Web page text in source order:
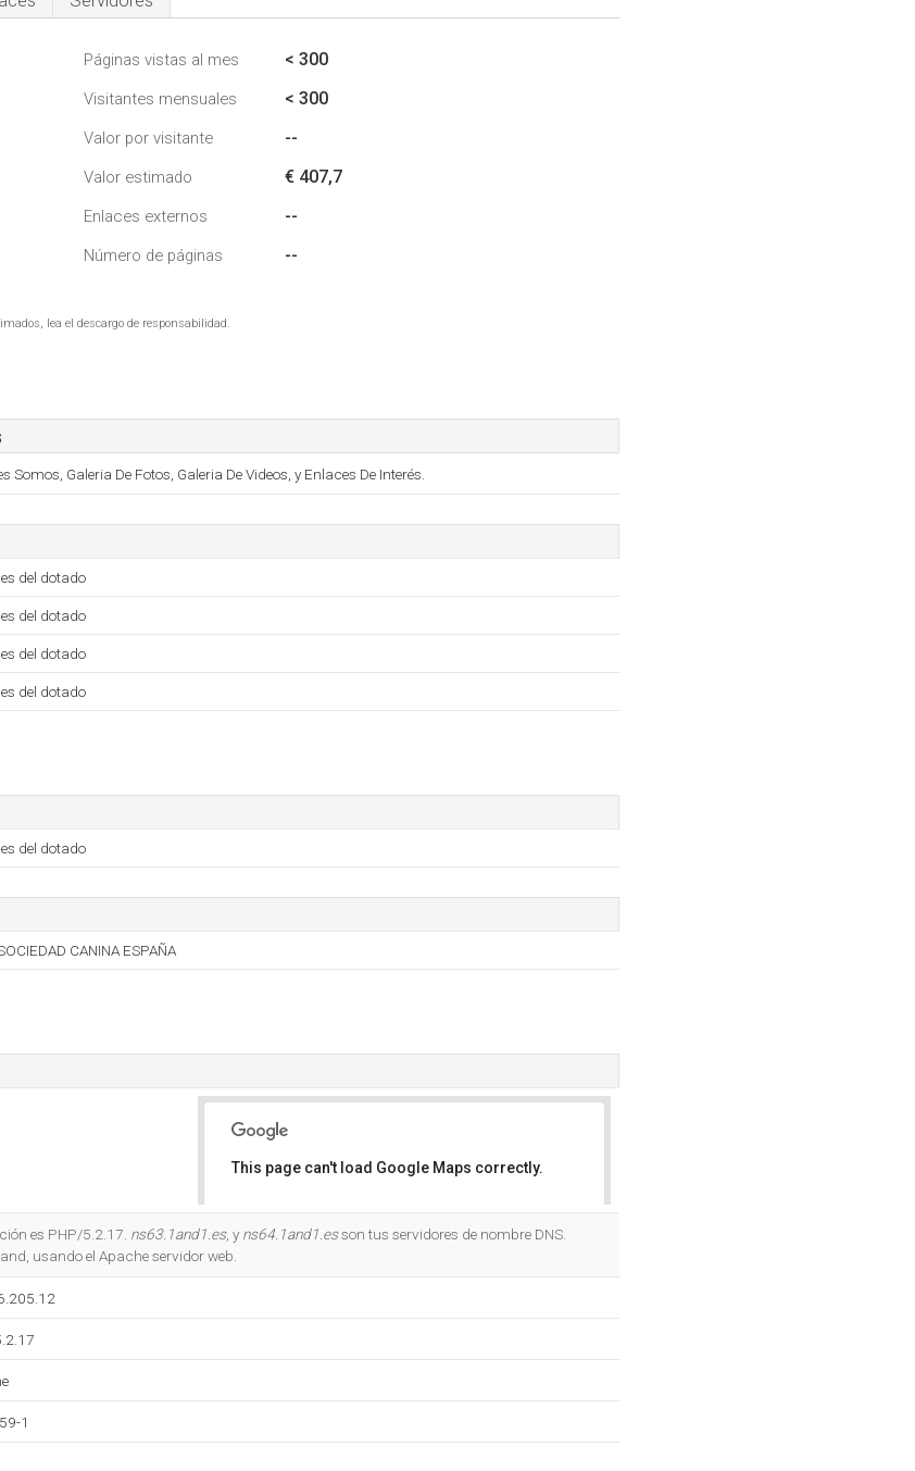
Páginas vistas al mes < 300
Visitantes mensuales < 300
Valor por visitante --
Valor estimado € 407,7
Enlaces externos --
Número de páginas --
lea el descargo de responsabilidad.
Somos, Galeria De Fotos, Galeria De Videos, y Enlaces De Interés.
del dotado
del dotado
del dotado
del dotado
del dotado
CANINA ESPAÑA
This page can't load Google Maps correctly.
es PHP/5.2.17. ns63.1and1.es, y ns64.1and1.esson tus servidores de nombre DNS.
usando el Apache servidor web.
1